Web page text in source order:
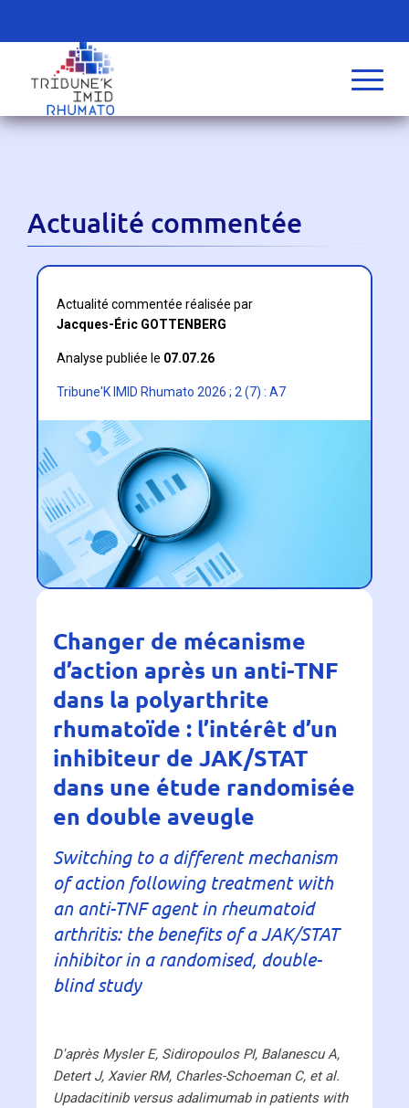
Actualité commentée
Actualité commentée réalisée par
Jacques-Éric GOTTENBERG
Analyse publiée le 07.07.26
Tribune'K IMID Rhumato 2026 ; 2 (7) : A7
Changer de mécanisme
d’action après un anti-TNF
dans la polyarthrite
rhumatoïde : l’intérêt d’un
inhibiteur de JAK/STAT
dans une étude randomisée
en double aveugle
Switching to a different mechanism
of action following treatment with
an anti-TNF agent in rheumatoid
arthritis: the benefits of a JAK/STAT
inhibitor in a randomised, double-
blind study
D'après Mysler E, Sidiropoulos PI, Balanescu A,
Detert J, Xavier RM, Charles-Schoeman C, et al.
Upadacitinib versus adalimumab in patients with